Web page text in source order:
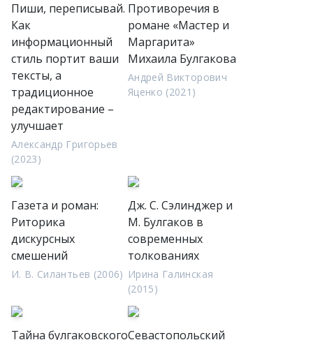
Пиши, переписывай.
Как
информационный
стиль портит ваши
тексты, а
традиционное
редактирование –
улучшает
Александр Григорьев
(2023)
Противоречия в
романе «Мастер и
Маргарита»
Михаила Булгакова
Андрей Викторович
Яценко (2021)
Газета и роман:
Риторика
дискурсных
смешений
И. В. Силантьев (2006)
Дж. С. Сэлинджер и
М. Булгаков в
современных
толкованиях
Ирина Галинская
(2015)
Тайна булгаковскогоСевастопольский